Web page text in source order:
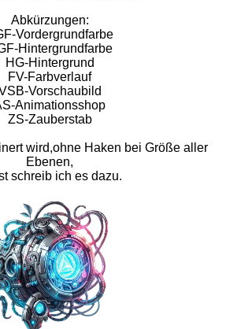
Abkürzungen:
Vordergrundfarbe
Hintergrundfarbe
HG-Hintergrund
FV-Farbverlauf
Vorschaubild
Animationsshop
ZS-Zauberstab
wird,ohne Haken bei Größe aller
Ebenen,
schreib ich es dazu.